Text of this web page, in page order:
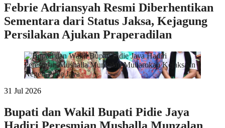
Febrie Adriansyah Resmi Diberhentikan
Sementara dari Status Jaksa, Kejagung
Persilakan Ajukan Praperadilan
31 Jul 2026
Bupati dan Wakil Bupati Pidie Jaya
Hadiri Peresmian Mushalla Munzalan